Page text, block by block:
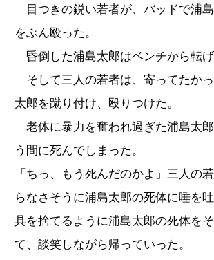
目つきの鋭い若者が、バッドで浦
をぶん殴った。
昏倒した浦島太郎はベンチから転げ
そして三人の若者は、寄ってたか
太郎を蹴り付け、殴りつけた。
老体に暴力を奮われ過ぎた浦島太
う間に死んでしまった。
「ちっ、もう死んだのかよ」三人の
らなさそうに浦島太郎の死体に唾を
具を捨てるように浦島太郎の死体を
て、談笑しながら帰っていった。